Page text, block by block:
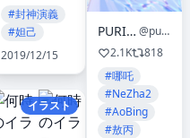
#封神演義
#妲己
2019/12/15
イラスト
PURIN.✨🦋🍎
@purinrin001
2.1K
818
#哪吒
#NeZha2
#AoBing
#敖丙